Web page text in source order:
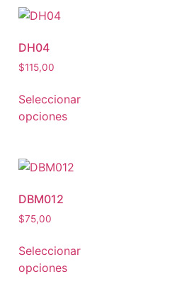
DH04
$115,00
Seleccionar
opciones
DBM012
$75,00
Seleccionar
opciones